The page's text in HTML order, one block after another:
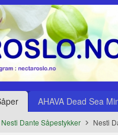
AHAVA Dead Sea
Nesti Dante Såpestykker Nesti